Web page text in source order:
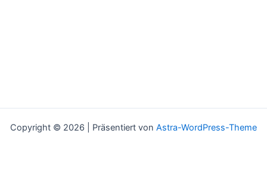
Copyright © 2026 | Präsentiert von Astra-WordPress-Theme